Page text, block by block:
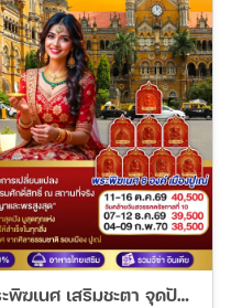
ทัวร์อินเดีย ศรัทธาพาไป ไหว้พระพิฆเนศ เสริมชะตา จุดปัญญา มูสุดปัง มหานครมุมไบ ปูเณ่ 6วัน 4คืน (TG)